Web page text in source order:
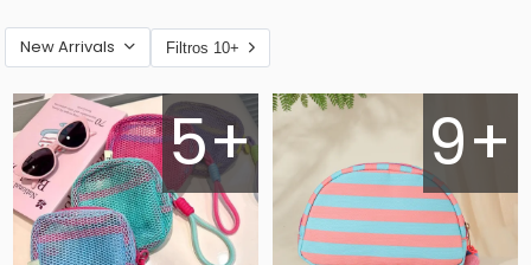
New Arrivals Filtros 10+
5+ 9+